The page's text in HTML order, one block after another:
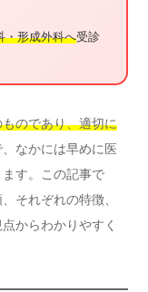
・形成外科へ受診
のであり、適切に
なかには早めに医
す。この記事で
それぞれの特徴、
からわかりやすく